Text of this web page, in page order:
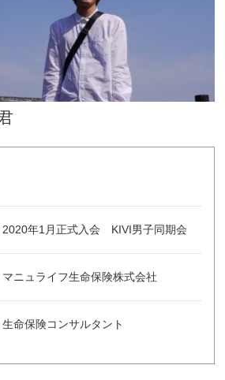
2020年1月正式入会 KIVI男子同期会
マニュライフ生命保険株式会社
生命保険コンサルタント